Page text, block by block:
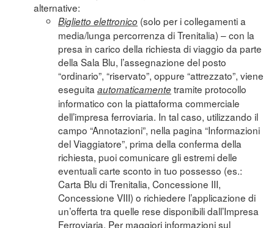
alternative:
Biglietto elettronico (solo per i collegamenti a
media/lunga percorrenza di Trenitalia) – con la
presa in carico della richiesta di viaggio da parte
della Sala Blu, l’assegnazione del posto
“ordinario”, “riservato”, oppure “attrezzato”, viene
eseguita automaticamentetramite protocollo
informatico con la piattaforma commerciale
dell’impresa ferroviaria. In tal caso, utilizzando il
campo “Annotazioni”, nella pagina “Informazioni
del Viaggiatore”, prima della conferma della
richiesta, puoi comunicare gli estremi delle
eventuali carte sconto in tuo possesso (es.:
Carta Blu di Trenitalia, Concessione III,
Concessione VIII) o richiedere l’applicazione di
un’offerta tra quelle rese disponibili dall’Impresa
Ferroviaria. Per maggiori informazioni sul